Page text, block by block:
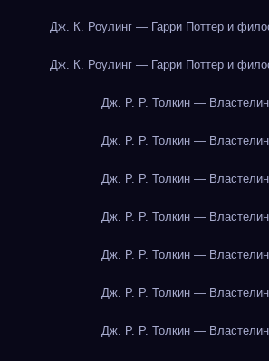
Дж. К. Роулинг — Гарри Поттер и
Дж. К. Роулинг — Гарри Поттер и
Дж. Р. Р. Толкин —
Дж. Р. Р. Толкин —
Дж. Р. Р. Толкин —
Дж. Р. Р. Толкин —
Дж. Р. Р. Толкин —
Дж. Р. Р. Толкин —
Дж. Р. Р. Толкин —